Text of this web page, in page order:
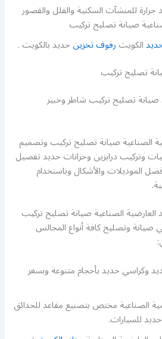
للمنشآت السكنية والفلل والقصور
صيانة تصليح تركيب
الكويترفوف تخزينحديد بالكويت .
تصليح تركيب
تصليح تركيب شاطر وخبير
الصناعية صيانة تصليح تركيب وتصميم
وتركيب درابزين وخزانات حديد تفصيل
الموديلات والأشكال وباستخدام
الصناعية صيانة تصليح تركيب
وتصليح كافة أنواع المجالس
وكراسي حديد بأحجام متنوعة وبسعر
الصناعية مختص بتصنيع مقاعد للحدائق
للسيارات.